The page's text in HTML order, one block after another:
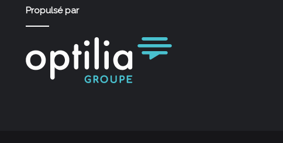
Propulsé par